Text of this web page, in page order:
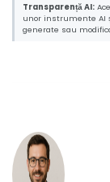
Transparență AI:
unor instrumente AI
generate sau